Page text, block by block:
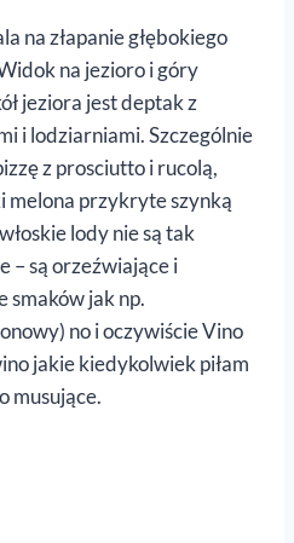
na złapanie głębokiego
na jezioro i góry
jeziora jest deptak z
i lodziarniami. Szczególnie
z prosciutto i rucolą,
melona przykryte szynką
lody nie są tak
– są orzeźwiające i
smaków jak np.
no i oczywiście Vino
jakie kiedykolwiek piłam
musujące.